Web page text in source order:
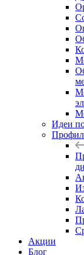
Идеи
Акции
Блог